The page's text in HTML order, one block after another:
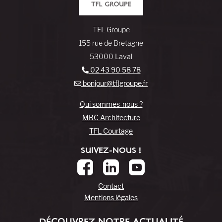
TFL Groupe
155 rue de Bretagne
53000 Laval
02 43 90 58 78
bonjour@tflgroupe.fr
Qui sommes-nous ?
MBC Architecture
TFL Courtage
SUIVEZ-NOUS !
Contact
Mentions légales